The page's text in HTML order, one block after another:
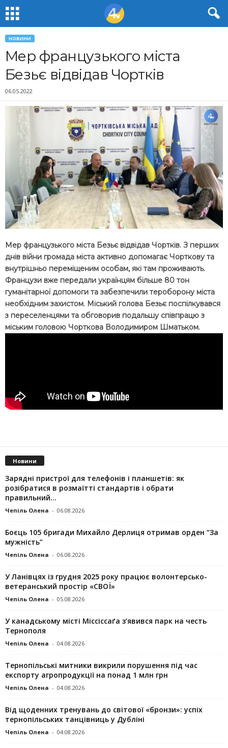
НОВИНИ
Мер французького міста
Безьє відвідав Чортків
06.05.2022
Мер французького міста Безьє відвідав Чортків. З перших
днів війни громада міста активно допомагає Чорткову та
внутрішньо переміщеним особам, які там проживають.
Французи вже передали українцям більше 80 тон
гуманітарної допомоги та забезпечили тероборону міста
необхідним захистом. Міський голова Безьє поспілкувався
з переселенцями та обговорив подальшу співпрацю з
міським головою Чорткова Володимиром Шматьком.
Новини
Зарядні пристрої для телефонів і планшетів: як
розібратися в розмаїтті стандартів і обрати
правильний...
Чепіль Олена - 06.08.2026
Боєць 105 бригади Михайло Дерлиця отримав орден “За
мужність”
Чепіль Олена - 06.08.2026
У Ланівцях із грудня 2025 року працює волонтерсько-
ветеранський простір «СВОЇ»
Чепіль Олена - 05.08.2026
У канадському місті Міссіссаґа з’явився парк на честь
Тернополя
Чепіль Олена - 04.08.2026
Тернопільські митники викрили порушення під час
експорту агропродукції на понад 1 млн грн
Чепіль Олена - 04.08.2026
Від щоденних тренувань до світової «бронзи»: успіх
тернопільських танцівниць у Дубліні
Чепіль Олена - 04.08.2026